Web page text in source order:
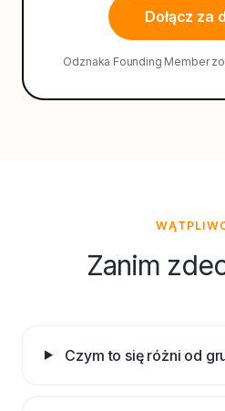
Dołącz za
Odznaka Founding Member
Zanim
Czym to się różni od